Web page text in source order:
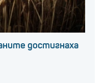
достигнаха